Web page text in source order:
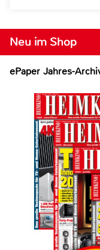
Neu im Shop
ePaper Jahres-